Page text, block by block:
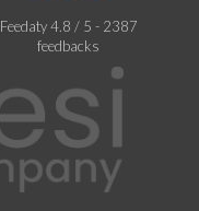
Feedaty4.8 / 5 - 2387
feedbacks